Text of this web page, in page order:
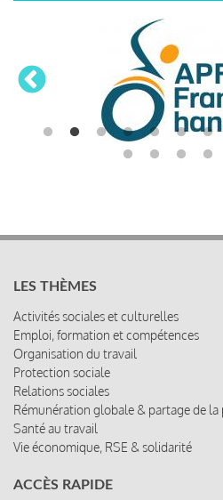
LES THÈMES
Activités sociales et culturelles
Emploi, formation et compétences
Organisation du travail
Protection sociale
Relations sociales
Rémunération globale & partage de la
Santé au travail
Vie économique, RSE & solidarité
ACCÈS RAPIDE